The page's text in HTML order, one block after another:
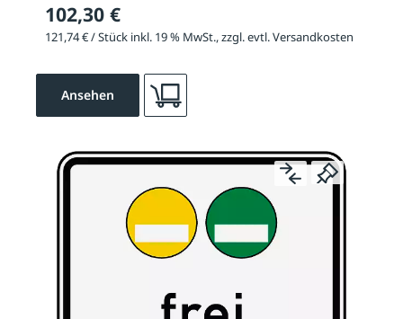
102,30 €
121,74 € / Stück inkl. 19 % MwSt., zzgl. evtl. Versandkosten
Ansehen